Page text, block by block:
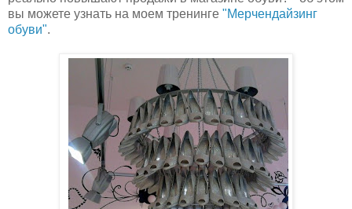
вы можете узнать на моем тренинге "Мерчендайзинг
обуви".